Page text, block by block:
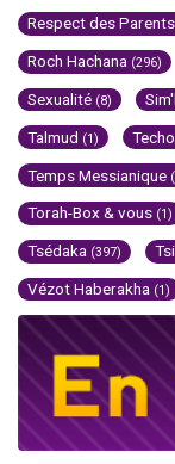
Respect des Parents
Roch Hachana (296)
Sexualité (8)
Talmud (1)
Temps Messianique
Torah-Box & vous (1)
Tsédaka (397)
Vézot Haberakha (1)